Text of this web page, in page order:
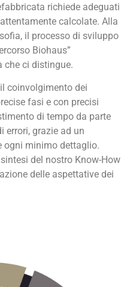
richiede adeguati
calcolate. Alla
il processo di sviluppo
Biohaus”
che ci distingue.
il coinvolgimento dei
fasi e con precisi
di tempo da parte
errori, grazie ad un
ogni minimo dettaglio.
del nostro Know-How
delle aspettative dei